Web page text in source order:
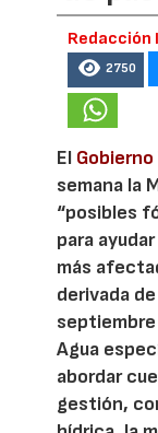
Redacción
2750
El Gobierno
semana la
“posibles
para
más
derivada
Agua
abordar
gestión,